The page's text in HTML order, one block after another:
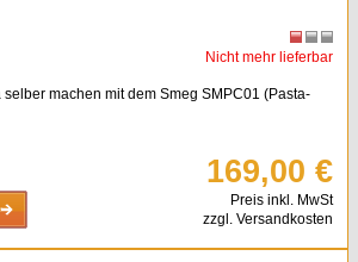
Nicht mehr lieferbar
machen mit dem Smeg SMPC01 (Pasta-
169,00 €
Preis inkl. MwSt
zzgl. Versandkosten